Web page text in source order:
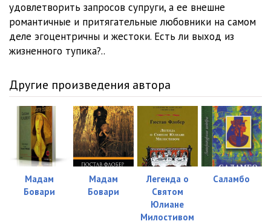
удовлетворить запросов супруги, а ее внешне
романтичные и притягательные любовники на самом
деле эгоцентричны и жестоки. Есть ли выход из
жизненного тупика?..
Другие произведения автора
Мадам
Бовари
Мадам
Бовари
Легенда о
Святом
Юлиане
Милостивом
Саламбо